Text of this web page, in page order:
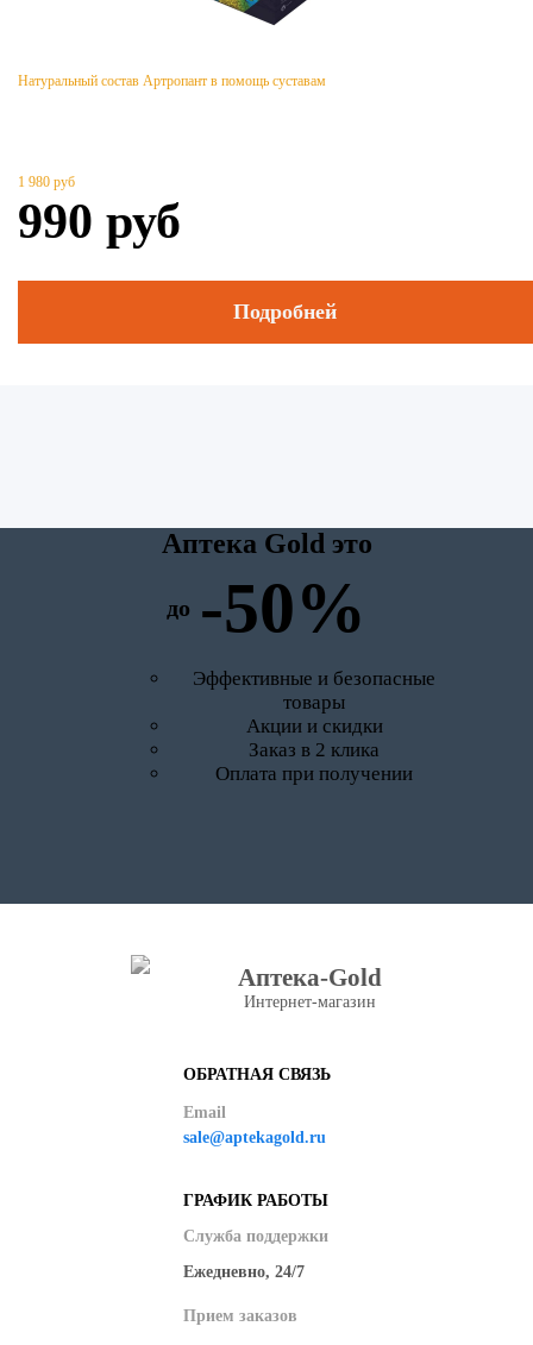
Натуральный состав Артропант в помощь суставам
1 980 руб
990 руб
Подробней
Аптека Gold это
до -50%
Эффективные и безопасные
товары
Акции и скидки
Заказ в 2 клика
Оплата при получении
Аптека-Gold
Интернет-магазин
ОБРАТНАЯ СВЯЗЬ
Email
sale@aptekagold.ru
ГРАФИК РАБОТЫ
Служба поддержки
Ежедневно, 24/7
Прием заказов